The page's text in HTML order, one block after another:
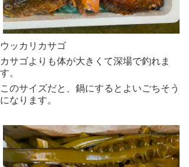
ウッカリカサゴ
カサゴよりも体が大きくて深場で釣れま
す。
このサイズだと、鍋にするとよいごちそう
になります。